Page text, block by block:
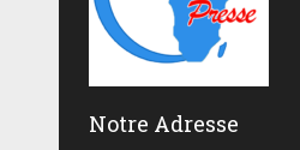
Notre Adresse